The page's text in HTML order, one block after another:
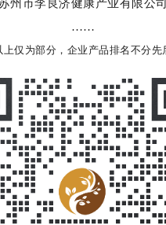
苏州市李良济健康产业有限公
……
上仅为部分，企业产品排名不分先